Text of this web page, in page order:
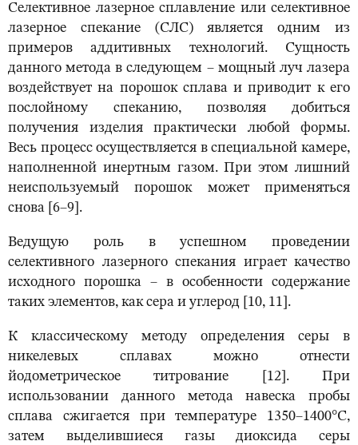
Селективное лазерное сплавление или селективное
лазерное спекание (СЛС) является одним из
примеров аддитивных технологий. Сущность
данного метода в следующем – мощный луч лазера
воздействует на порошок сплава и приводит к его
послойному спеканию, позволяя добиться
получения изделия практически любой формы.
Весь процесс осуществляется в специальной камере,
наполненной инертным газом. При этом лишний
неиспользуемый порошок может применяться
снова [6–9].
Ведущую роль в успешном проведении
селективного лазерного спекания играет качество
исходного порошка – в особенности содержание
таких элементов, как сера и углерод [10, 11].
К классическому методу определения серы в
никелевых сплавах можно отнести
йодометрическое титрование [12]. При
использовании данного метода навеска пробы
сплава сжигается при температуре 1350–1400°С,
затем выделившиеся газы диоксида серы